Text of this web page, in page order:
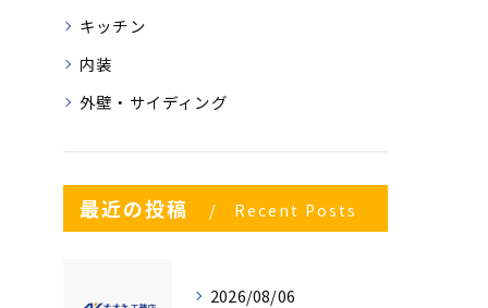
キッチン
内装
外壁・サイディング
最近の投稿 Recent Posts
2026/08/06